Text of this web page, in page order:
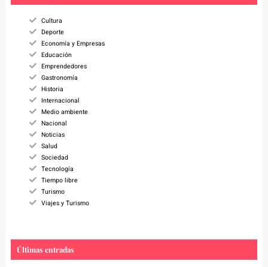
Cultura
Deporte
Economía y Empresas
Educación
Emprendedores
Gastronomía
Historia
Internacional
Medio ambiente
Nacional
Noticias
Salud
Sociedad
Tecnología
Tiempo libre
Turismo
Viajes y Turismo
Últimas entradas